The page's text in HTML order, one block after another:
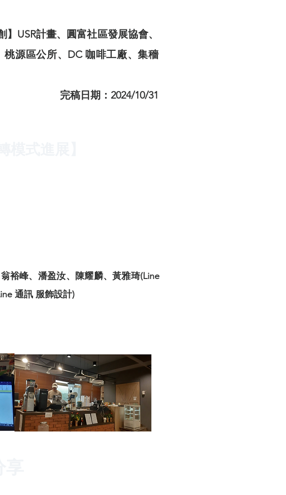
USR計畫、圓富社區發展協會、
源區公所、DC 咖啡工廠、集穡
完稿日期：2024/10/31
裕峰、潘盈汝、陳耀麟、黃雅琦(Line
通訊 服飾設計)